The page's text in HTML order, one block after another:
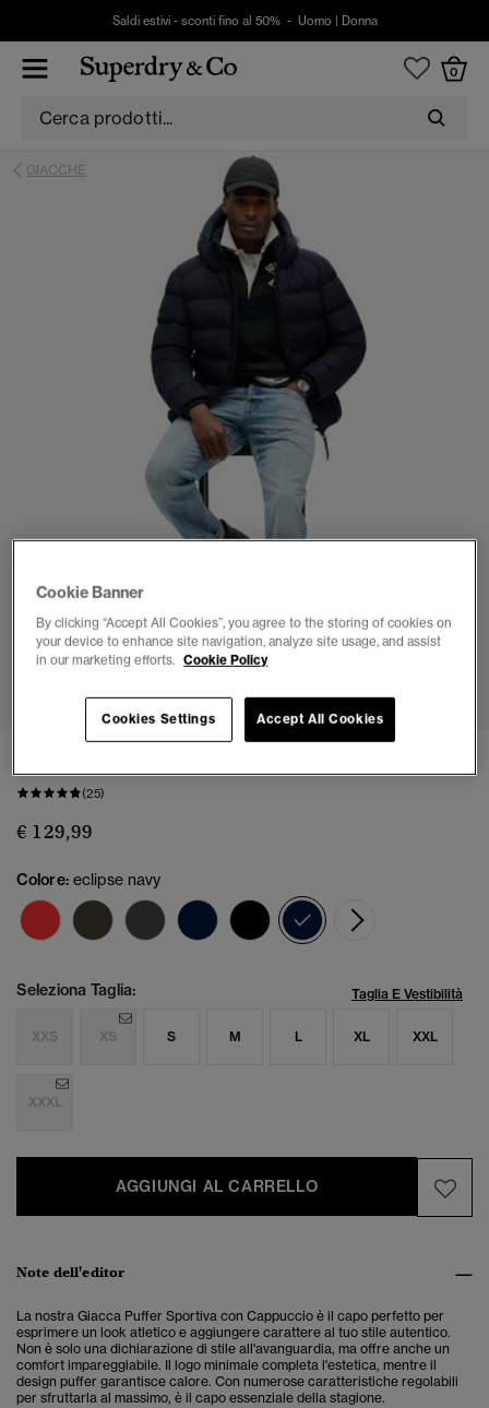
Saldi estivi - sconti fino al 50% - Uomo Donna
0
GIACCHE
1 2 3
(25)
€ 129,99
Colore: eclipse navy
selezionato
Seleziona Taglia: Taglia E Vestibilità
XXS XS S M L XL XXL
XXXL
AGGIUNGI AL CARRELLO
Note dell'editor
La nostra Giacca Puffer Sportiva con Cappuccio è il capo perfetto per
esprimere un look atletico e aggiungere carattere al tuo stile autentico.
Non è solo una dichiarazione di stile all'avanguardia, ma offre anche un
comfort impareggiabile. Il logo minimale completa l'estetica, mentre il
design puffer garantisce calore. Con numerose caratteristiche regolabili
per sfruttarla al massimo, è il capo essenziale della stagione.
Cookie Banner
By clicking “Accept All Cookies”, you agree to the storing of cookies on
your device to enhance site navigation, analyze site usage, and assist
in our marketing efforts. Cookie Policy
Cookies Settings Accept All Cookies